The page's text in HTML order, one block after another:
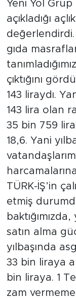
Yeni Yol Grup
açıkladığı
gıda
çıktığını
143 liraydı.
143 lira olan
35 bin 759
18,6. Yani
TÜRK-İŞ’in
etmiş
satın alma
yılbaşında
33 bin liraya
bin liraya. 1
zam